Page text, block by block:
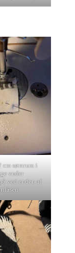
cm sømrum i
ender
ved enden af